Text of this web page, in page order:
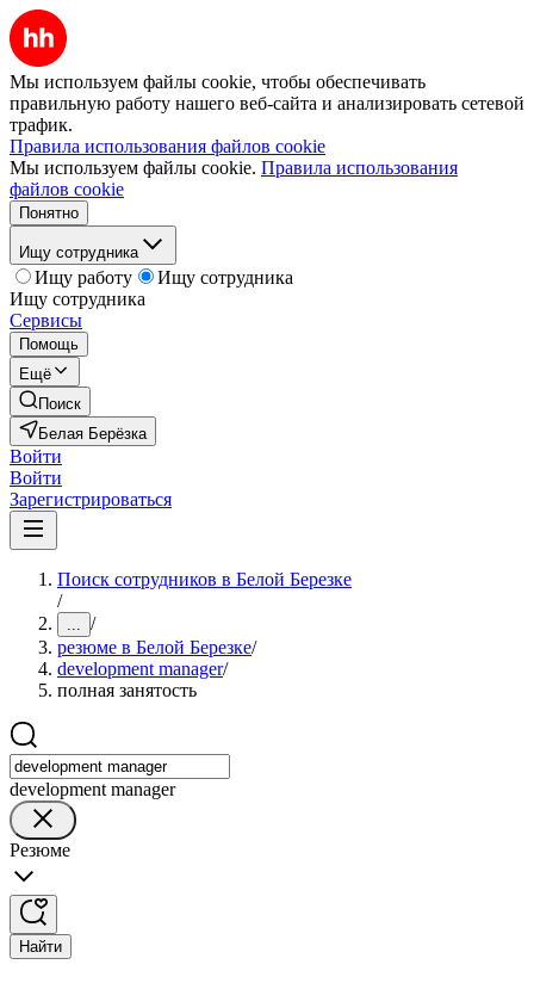
Мы используем файлы cookie, чтобы обеспечивать
правильную работу нашего веб-сайта и анализировать сетевой
трафик.
Правила использования файлов cookie
Мы используем файлы cookie. Правила использования
файлов cookie
Понятно
Ищу сотрудника
Ищу работу
Ищу сотрудника
Ищу сотрудника
Сервисы
Помощь
Ещё
Поиск
Белая Берёзка
Войти
Войти
Зарегистрироваться
Поиск сотрудников в Белой Березке
/
... /
резюме в Белой Березке/
development manager/
полная занятость
development manager
Резюме
Найти